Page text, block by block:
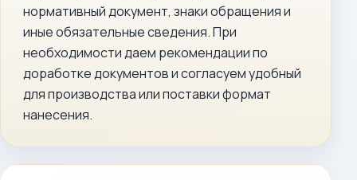
нормативный документ, знаки обращения и
иные обязательные сведения. При
необходимости даем рекомендации по
доработке документов и согласуем удобный
для производства или поставки формат
нанесения.